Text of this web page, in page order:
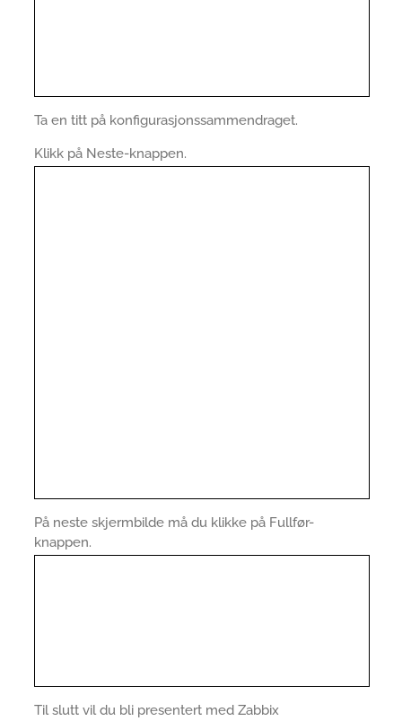
Ta en titt på konfigurasjonssammendraget.
Klikk på Neste-knappen.
På neste skjermbilde må du klikke på Fullfør-
knappen.
Til slutt vil du bli presentert med Zabbix